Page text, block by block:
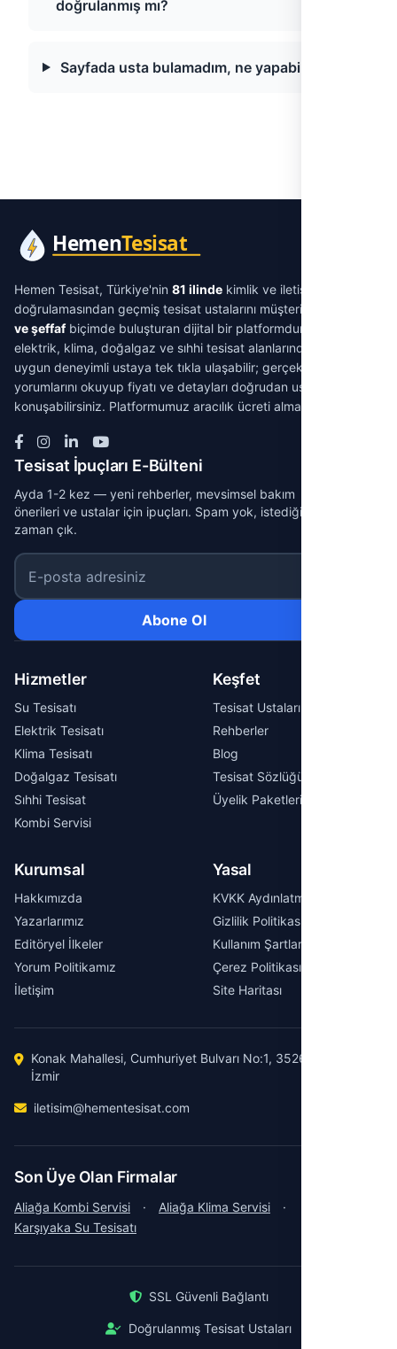
doğrulanmış mı?
Sayfada usta bulamadım, ne yapabilirim?
Hemen Tesisat, Türkiye'nin 81 ilinde kimlik ve iletişim
doğrulamasından geçmiş tesisat ustalarını müşterilerle
ve şeffafbiçimde buluşturan dijital bir platformdur. Su tesisatı,
elektrik, klima, doğalgaz ve sıhhi tesisat alanlarında ihtiyacınıza
uygun deneyimli ustaya tek tıkla ulaşabilir; gerçek müşteri
yorumlarını okuyup fiyatı ve detayları doğrudan ustayla
konuşabilirsiniz. Platformumuz aracılık ücreti almaz.
Tesisat İpuçları E-Bülteni
Ayda 1-2 kez — yeni rehberler, mevsimsel bakım
önerileri ve ustalar için ipuçları. Spam yok, istediğin
zaman çık.
E-posta adresiniz
Abone Ol
Hizmetler
Su Tesisatı
Elektrik Tesisatı
Klima Tesisatı
Doğalgaz Tesisatı
Sıhhi Tesisat
Kombi Servisi
Keşfet
Tesisat Ustaları
Rehberler
Blog
Tesisat Sözlüğü
Üyelik Paketleri
Kurumsal
Hakkımızda
Yazarlarımız
Editöryel İlkeler
Yorum Politikamız
İletişim
Yasal
KVKK Aydınlatma Metni
Gizlilik Politikası
Kullanım Şartları
Çerez Politikası
Site Haritası
Konak Mahallesi, Cumhuriyet Bulvarı No:1, 35260 Konak /
İzmir
iletisim@hementesisat.com
Son Üye Olan Firmalar
Aliağa Kombi Servisi · Aliağa Klima Servisi
·
Karşıyaka Su Tesisatı
SSL Güvenli Bağlantı
Doğrulanmış Tesisat Ustaları